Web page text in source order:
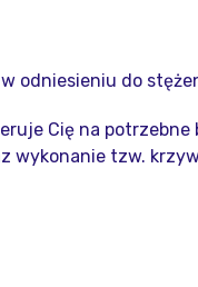
odniesieniu do
Cię na
wykonanie tzw.